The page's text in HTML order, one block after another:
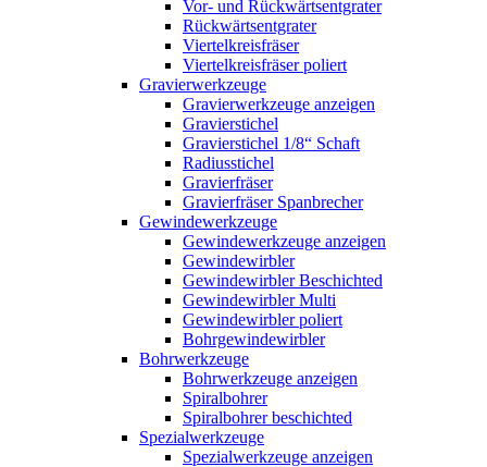
Vor- und Rückwärtsentgrater
Rückwärtsentgrater
Viertelkreisfräser
Viertelkreisfräser poliert
Gravierwerkzeuge
Gravierwerkzeuge anzeigen
Gravierstichel
Gravierstichel 1/8“ Schaft
Radiusstichel
Gravierfräser
Gravierfräser Spanbrecher
Gewindewerkzeuge
Gewindewerkzeuge anzeigen
Gewindewirbler
Gewindewirbler Beschichted
Gewindewirbler Multi
Gewindewirbler poliert
Bohrgewindewirbler
Bohrwerkzeuge
Bohrwerkzeuge anzeigen
Spiralbohrer
Spiralbohrer beschichted
Spezialwerkzeuge
Spezialwerkzeuge anzeigen